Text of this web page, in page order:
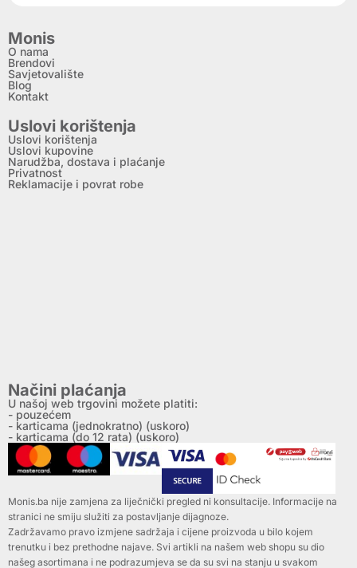
Monis
O nama
Brendovi
Savjetovalište
Blog
Kontakt
Uslovi korištenja
Uslovi korištenja
Uslovi kupovine
Narudžba, dostava i plaćanje
Privatnost
Reklamacije i povrat robe
Načini plaćanja
U našoj web trgovini možete platiti:
- pouzećem
- karticama (jednokratno) (uskoro)
- karticama (do 12 rata) (uskoro)
Monis.ba nije zamjena za liječnički pregled ni konsultacije. Informacije na
stranici ne smiju služiti za postavljanje dijagnoze.
Zadržavamo pravo izmjene sadržaja i cijene proizvoda u bilo kojem
trenutku i bez prethodne najave. Svi artikli na našem web shopu su dio
našeg asortimana i ne podrazumjeva se da su svi na stanju u svakom